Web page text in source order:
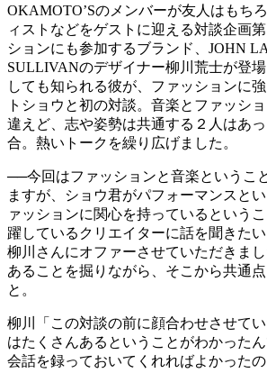
OKAMOTO’Sのメンバーが友人はもち
ィストなどをゲストに迎える対談企画
ションにも参加するブランド、JOHN
SULLIVANのデザイナー柳川荒士が登
しても知られる彼が、ファッションに
トショウと初の対談。音楽とファッシ
違えど、志や姿勢は共通する２人はあ
合。熱いトークを繰り広げました。
──今回はファッションと音楽というこ
ますが、ショウ君がパフォーマンスと
ァッションに関心を持っているという
躍しているクリエイターに話を聞きたい
柳川さんにオファーさせていただきま
あることを掘りながら、そこから共通
と。
柳川
「この対談の前に顔合わせさせて
はたくさんあるということがわかった
会話を録っておいてくれればよかったの